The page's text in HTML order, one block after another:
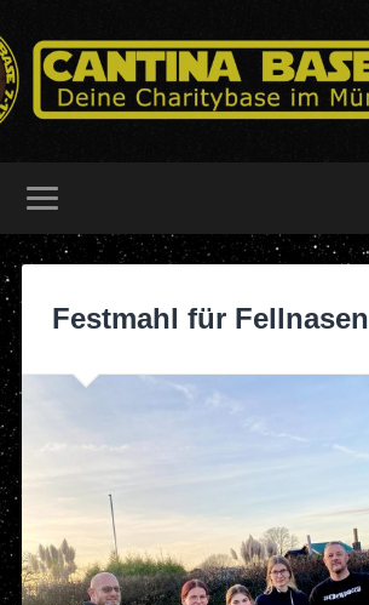
Festmahl für Fellnasen